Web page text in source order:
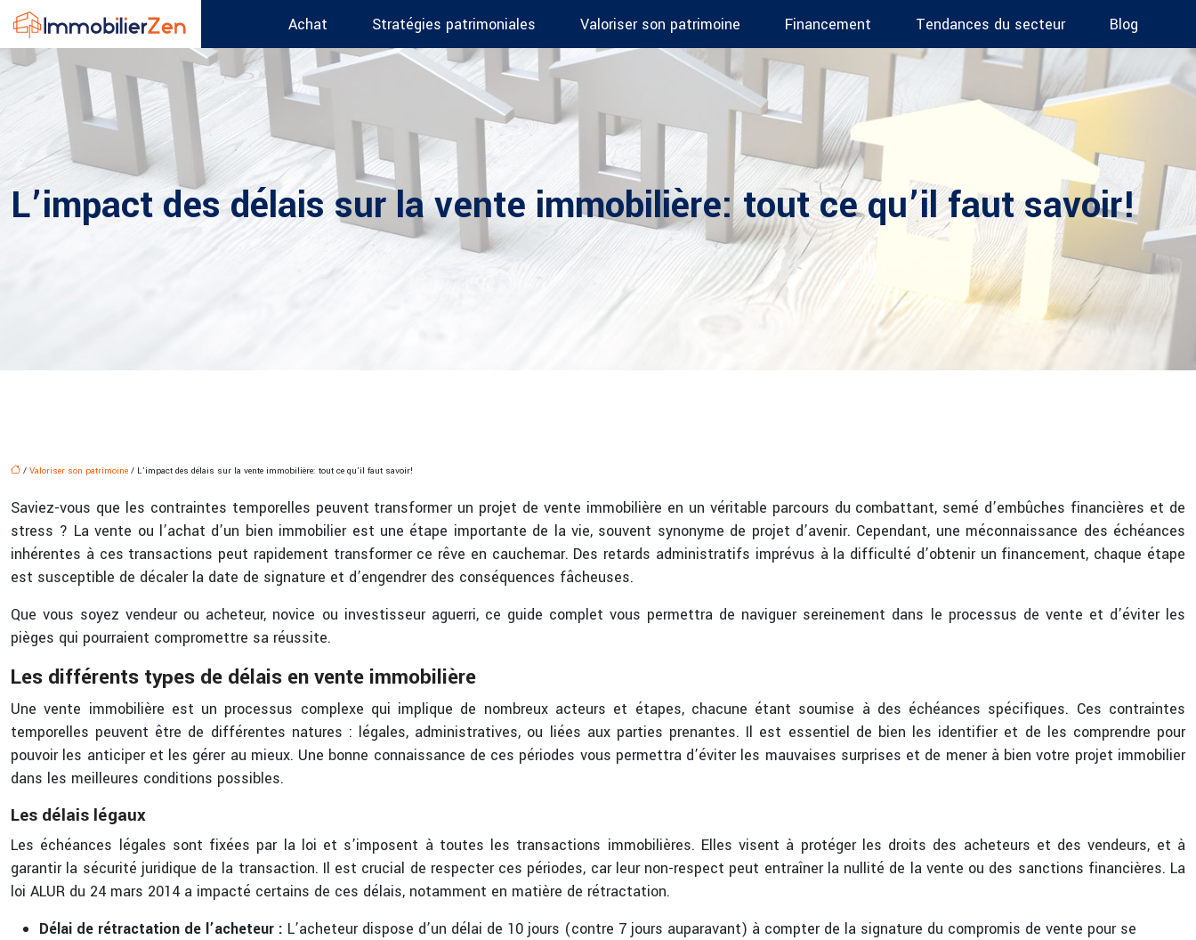
Achat Stratégies patrimoniales Valoriser son patrimoine Financement Tendances du secteur Blog
L’impact des délais sur la vente immobilière: tout ce qu’il faut savoir!
/ Valoriser son patrimoine / L’impact des délais sur la vente immobilière: tout ce qu’il faut savoir!
Saviez-vous que les contraintes temporelles peuvent transformer un projet de vente immobilière en un véritable parcours du combattant, semé d’embûches financières et de
stress ? La vente ou l’achat d’un bien immobilier est une étape importante de la vie, souvent synonyme de projet d’avenir. Cependant, une méconnaissance des échéances
inhérentes à ces transactions peut rapidement transformer ce rêve en cauchemar. Des retards administratifs imprévus à la difficulté d’obtenir un financement, chaque étape
est susceptible de décaler la date de signature et d’engendrer des conséquences fâcheuses.
Que vous soyez vendeur ou acheteur, novice ou investisseur aguerri, ce guide complet vous permettra de naviguer sereinement dans le processus de vente et d’éviter les
pièges qui pourraient compromettre sa réussite.
Les différents types de délais en vente immobilière
Une vente immobilière est un processus complexe qui implique de nombreux acteurs et étapes, chacune étant soumise à des échéances spécifiques. Ces contraintes
temporelles peuvent être de différentes natures : légales, administratives, ou liées aux parties prenantes. Il est essentiel de bien les identifier et de les comprendre pour
pouvoir les anticiper et les gérer au mieux. Une bonne connaissance de ces périodes vous permettra d’éviter les mauvaises surprises et de mener à bien votre projet immobilier
dans les meilleures conditions possibles.
Les délais légaux
Les échéances légales sont fixées par la loi et s’imposent à toutes les transactions immobilières. Elles visent à protéger les droits des acheteurs et des vendeurs, et à
garantir la sécurité juridique de la transaction. Il est crucial de respecter ces périodes, car leur non-respect peut entraîner la nullité de la vente ou des sanctions financières. La
loi ALUR du 24 mars 2014 a impacté certains de ces délais, notamment en matière de rétractation.
Délai de rétractation de l’acheteur : L’acheteur dispose d’un délai de 10 jours (contre 7 jours auparavant) à compter de la signature du compromis de vente pour se